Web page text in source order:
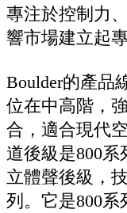
專注於控制力
響市場建立起
Boulder的產品
位在中高階，
合，適合現代
道後級是800系
立體聲後級，
列。它是800系